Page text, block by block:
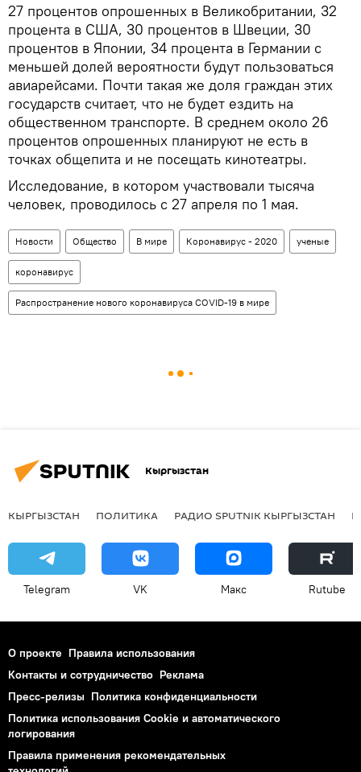
27 процентов опрошенных в Великобритании, 32
процента в США, 30 процентов в Швеции, 30
процентов в Японии, 34 процента в Германии с
меньшей долей вероятности будут пользоваться
авиарейсами. Почти такая же доля граждан этих
государств считает, что не будет ездить на
общественном транспорте. В среднем около 26
процентов опрошенных планируют не есть в
точках общепита и не посещать кинотеатры.
Исследование, в котором участвовали тысяча
человек, проводилось с 27 апреля по 1 мая.
Новости Общество В мире Коронавирус - 2020 ученые
коронавирус
Распространение нового коронавируса COVID-19 в мире
Кыргызстан
КЫРГЫЗСТАН ПОЛИТИКА РАДИО SPUTNIK КЫРГЫЗСТАН
Telegram VK Макс Rutube
О проекте Правила использования
Контакты и сотрудничество Реклама
Пресс-релизы Политика конфиденциальности
Политика использования Cookie и автоматического
логирования
Правила применения рекомендательных